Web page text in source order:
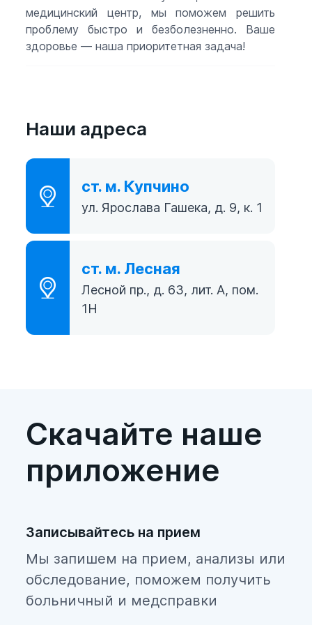
медицинский центр, мы поможем решить
проблему быстро и безболезненно. Ваше
здоровье — наша приоритетная задача!
Наши адреса
ст. м. Купчино
ул. Ярослава Гашека, д. 9, к. 1
ст. м. Лесная
Лесной пр., д. 63, лит. А, пом.
1Н
Скачайте наше
приложение
Записывайтесь на прием
Мы запишем на прием, анализы или
обследование, поможем получить
больничный и медсправки